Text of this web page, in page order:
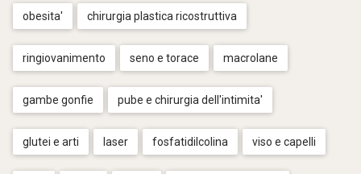
obesita' chirurgia plastica ricostruttiva
ringiovanimento seno e torace macrolane
gambe gonfie pube e chirurgia dell'intimita'
glutei e arti laser fosfatidilcolina viso e capelli